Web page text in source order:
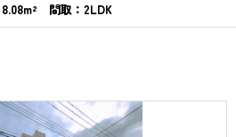
間取：2LDK